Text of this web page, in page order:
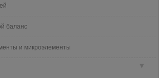
баланс
и микроэлементы
▼